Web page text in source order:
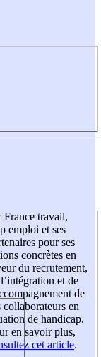
France travail,
emploi et ses
pour ses
concrètes en
du recrutement,
et de
de
collaborateurs en
de handicap.
en savoir plus,
cet article.